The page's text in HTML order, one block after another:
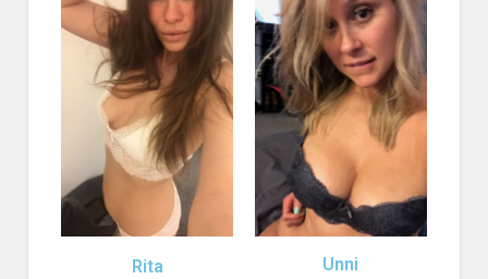
Rita Unni